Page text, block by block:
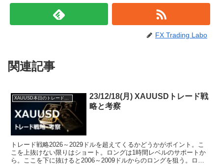
FX Trading Labo
関連記事
23/12/18(月) XAUUSDトレード戦
略と考察
トレード戦略2026～2029ドルを超えてくるかどうかがポイント。こ
こを上抜けない限りはショート。ロングは1時間レベルのサポートか
ら。ここを下に抜けると2006～2009ドルからのロングを狙う。ロン